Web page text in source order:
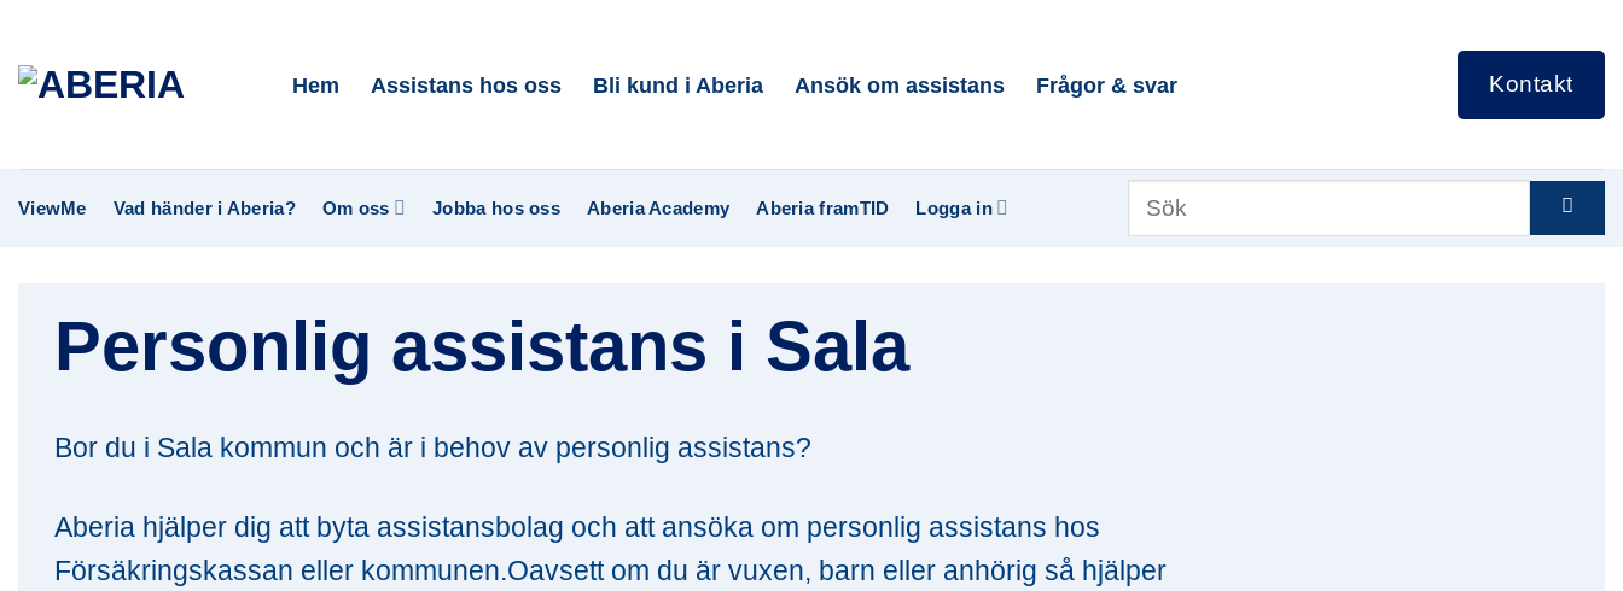
to
content
Hem Assistans hos oss Bli kund i Aberia Ansök om assistans Frågor & svar Kontakt
ViewMe Vad händer i Aberia? Om oss Jobba hos oss Aberia Academy Aberia framTID Logga in
Personlig assistans i Sala
Bor du i Sala kommun och är i behov av personlig assistans?
Aberia hjälper dig att byta assistansbolag och att ansöka om personlig assistans hos
Försäkringskassan eller kommunen.Oavsett om du är vuxen, barn eller anhörig så hjälper